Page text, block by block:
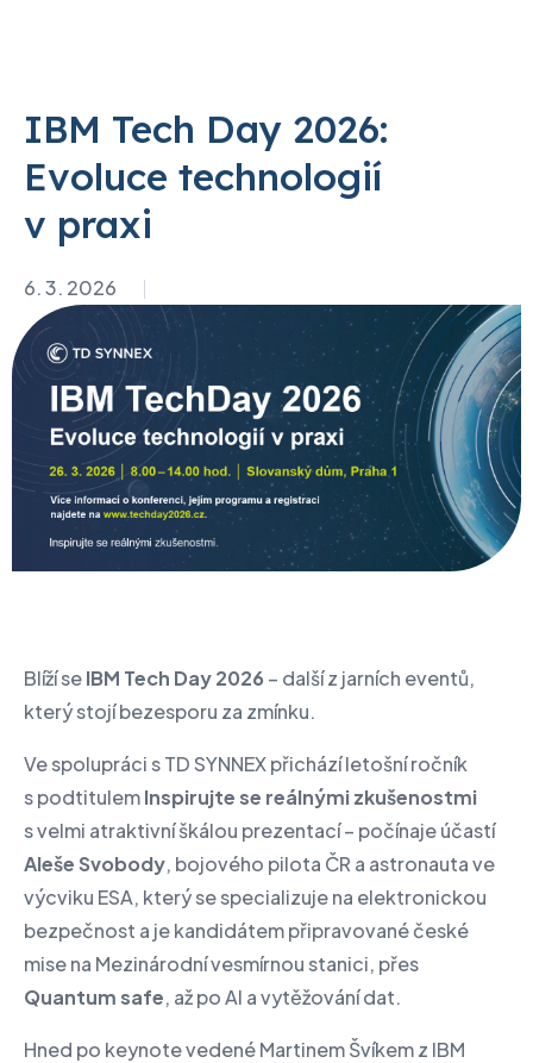
IBM Tech Day 2026:
Evoluce technologií
v praxi
6. 3. 2026
Blíží seIBM Tech Day 2026 – další z jarních eventů,
který stojí bezesporu za zmínku.
Ve spolupráci s TD SYNNEX přichází letošní ročník
s podtitulemInspirujte se reálnými zkušenostmi
s velmi atraktivní škálou prezentací – počínaje účastí
Aleše Svobody, bojového pilota ČR a astronauta ve
výcviku ESA, který se specializuje na elektronickou
bezpečnost a je kandidátem připravované české
mise na Mezinárodní vesmírnou stanici, přes
Quantum safe, až po AI a vytěžování dat.
Hned po keynote vedené Martinem Švíkem z IBM